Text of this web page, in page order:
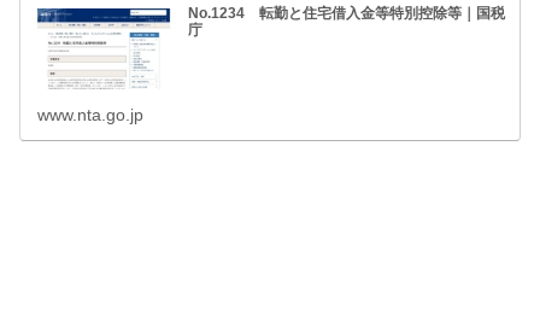
No.1234 転勤と住宅借入金等特別控除等｜国税
庁
www.nta.go.jp